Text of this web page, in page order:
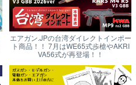
エアガン.JPの台湾ダイレクトインポー
ト商品！！ 7月はWE65式歩槍やAKRI
VA56式が再登場！！